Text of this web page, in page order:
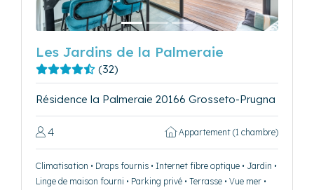
Les Jardins de la Palmeraie
(32)
Résidence la Palmeraie 20166 Grosseto-Prugna
4 Appartement (1 chambre)
Climatisation • Draps fournis • Internet fibre optique • Jardin •
Linge de maison fourni • Parking privé • Terrasse • Vue mer •